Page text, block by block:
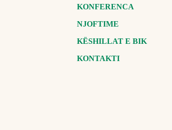
KONFERENCA
NJOFTIME
KËSHILLAT E BIK
KONTAKTI